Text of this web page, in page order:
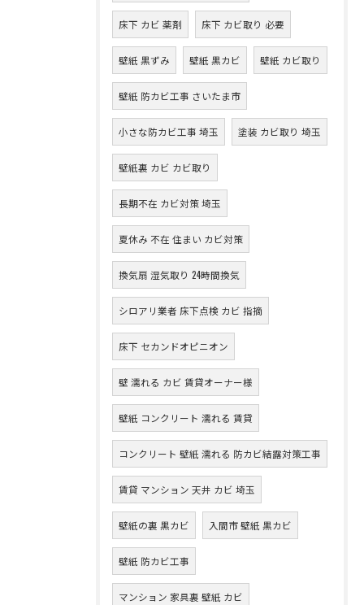
床下 カビ 薬剤 床下 カビ取り 必要
壁紙 黒ずみ 壁紙 黒カビ 壁紙 カビ取り
壁紙 防カビ工事 さいたま市
小さな防カビ工事 埼玉 塗装 カビ取り 埼玉
壁紙裏 カビ カビ取り
長期不在 カビ対策 埼玉
夏休み 不在 住まい カビ対策
換気扇 湿気取り 24時間換気
シロアリ業者 床下点検 カビ 指摘
床下 セカンドオピニオン
壁 濡れる カビ 賃貸オーナー様
壁紙 コンクリート 濡れる 賃貸
コンクリート 壁紙 濡れる 防カビ結露対策工事
賃貸 マンション 天井 カビ 埼玉
壁紙の裏 黒カビ 入間市 壁紙 黒カビ
壁紙 防カビ工事
マンション 家具裏 壁紙 カビ